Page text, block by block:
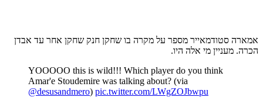
אמארה סטודמאייר מספר על מקרה בו שחקן חנק שחקן אחר עד אבדן
הכרה. מעניין מי אלה היו.
YOOOOO this is wild!!! Which player do you think
Amar'e Stoudemire was talking about? (via
@desusandmero) pic.twitter.com/LWgZOJbwpu